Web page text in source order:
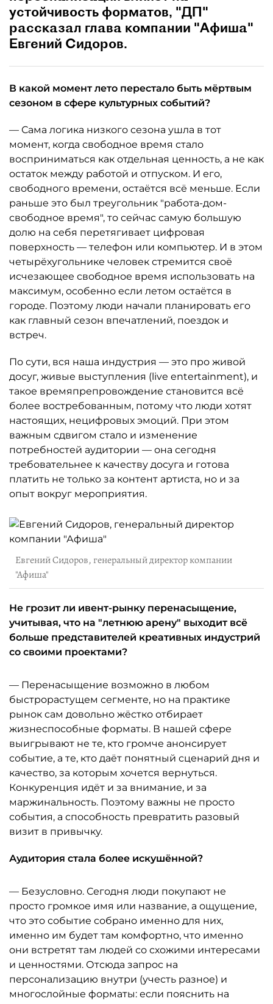
устойчивость форматов, "ДП"
рассказал глава компании "Афиша"
Евгений Сидоров.
В какой момент лето перестало быть мёртвым
сезоном в сфере культурных событий?
— Сама логика низкого сезона ушла в тот
момент, когда свободное время стало
восприниматься как отдельная ценность, а не как
остаток между работой и отпуском. И его,
свободного времени, остаётся всё меньше. Если
раньше это был треугольник "работа-дом-
свободное время", то сейчас самую большую
долю на себя перетягивает цифровая
поверхность — телефон или компьютер. И в этом
четырёхугольнике человек стремится своё
исчезающее свободное время использовать на
максимум, особенно если летом остаётся в
городе. Поэтому люди начали планировать его
как главный сезон впечатлений, поездок и
встреч.
По сути, вся наша индустрия — это про живой
досуг, живые выступления (live entertainment), и
такое времяпрепровождение становится всё
более востребованным, потому что люди хотят
настоящих, нецифровых эмоций. При этом
важным сдвигом стало и изменение
потребностей аудитории — она сегодня
требовательнее к качеству досуга и готова
платить не только за контент артиста, но и за
опыт вокруг мероприятия.
Евгений Сидоров, генеральный директор компании
"Афиша"
Не грозит ли ивент-рынку перенасыщение,
учитывая, что на "летнюю арену" выходит всё
больше представителей креативных индустрий
со своими проектами?
— Перенасыщение возможно в любом
быстрорастущем сегменте, но на практике
рынок сам довольно жёстко отбирает
жизнеспособные форматы. В нашей сфере
выигрывают не те, кто громче анонсирует
событие, а те, кто даёт понятный сценарий дня и
качество, за которым хочется вернуться.
Конкуренция идёт и за внимание, и за
маржинальность. Поэтому важны не просто
события, а способность превратить разовый
визит в привычку.
Аудитория стала более искушённой?
— Безусловно. Сегодня люди покупают не
просто громкое имя или название, а ощущение,
что это событие собрано именно для них,
именно им будет там комфортно, что именно
они встретят там людей со схожими интересами
и ценностями. Отсюда запрос на
персонализацию внутри (учесть разное) и
многослойные форматы: если пояснить на